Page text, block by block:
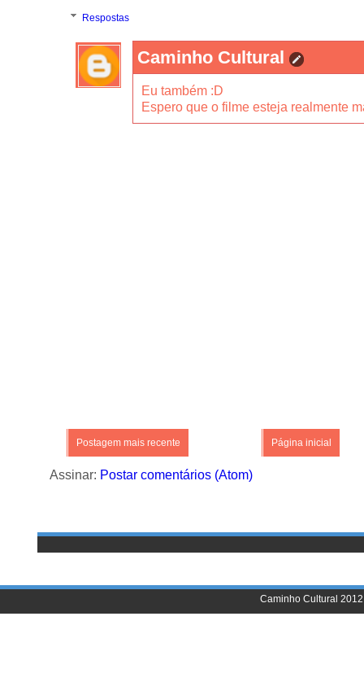
Respostas
Caminho Cultural
Eu também :D
Espero que o filme esteja realmente
Postagem mais recente Página inicial
Assinar: Postar comentários (Atom)
Caminho Cultural